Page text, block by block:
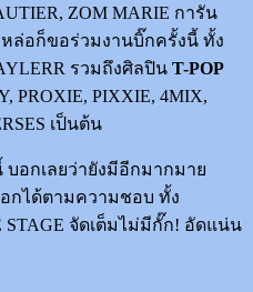
ZOM MARIE การัน
ล่อก็ขอร่วมงานบิ๊กครั้งนี้ ทั้ง
รวมถึงศิลปิน T-POP
PROXIE, PIXXIE, 4MIX,
เป็นต้น
อกเลยว่ายังมีอีกมากมาย
อกได้ตามความชอบ ทั้ง
STAGE จัดเต็มไม่มีกั๊ก! อัดแน่น